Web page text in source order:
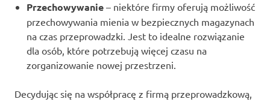
Przechowywanie – niektóre firmy oferują możliwość
przechowywania mienia w bezpiecznych magazynach
na czas przeprowadzki. Jest to idealne rozwiązanie
dla osób, które potrzebują więcej czasu na
zorganizowanie nowej przestrzeni.
Decydując się na współpracę z firmą przeprowadzkową,